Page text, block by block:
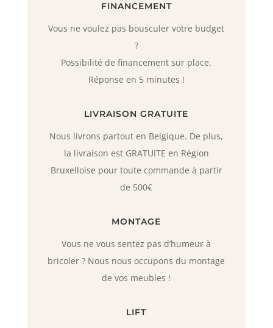
FINANCEMENT
Vous ne voulez pas bousculer votre budget
?
Possibilité de financement sur place.
Réponse en 5 minutes !
LIVRAISON GRATUITE
Nous livrons partout en Belgique. De plus,
la livraison est GRATUITE en Région
Bruxelloise pour toute commande à partir
de 500€
MONTAGE
Vous ne vous sentez pas d’humeur à
bricoler ? Nous nous occupons du montage
de vos meubles !
LIFT